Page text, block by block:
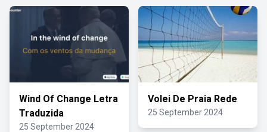
Wind Of Change Letra
Traduzida
25 September 2024
Volei De Praia Rede
25 September 2024